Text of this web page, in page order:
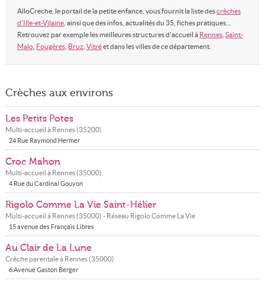
AlloCreche, le portail de la petite enfance, vous fournit la liste descrèches
d'Ille-et-Vilaine, ainsi que des infos, actualités du 35, fiches pratiques...
Retrouvez par exemple les meilleures structures d'accueil à Rennes, Saint-
Malo, Fougères, Bruz Vitréet dans les villes de ce département.
Crèches aux environs
Les Petits Potes
Multi-accueil à Rennes(35200)
24 Rue Raymond Hermer
Croc Mahon
Multi-accueil à Rennes(35000)
4 Rue du Cardinal Gouyon
Rigolo Comme La Vie Saint-Hélier
Multi-accueil à Rennes(35000) - Réseau Rigolo Comme La Vie
15 avenue des Français Libres
Au Clair de La Lune
Crèche parentale à Rennes(35000)
6 Avenue Gaston Berger